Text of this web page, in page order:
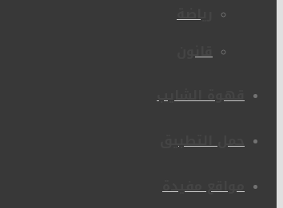
رياضة
قانون
قهوة الشايب
حمل التطبيق
مواقع مفيدة